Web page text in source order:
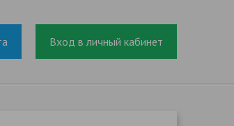
Вход в личный кабинет